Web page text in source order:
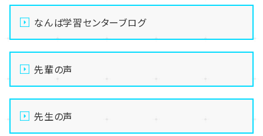
なんば学習センターブログ
先輩の声
先生の声